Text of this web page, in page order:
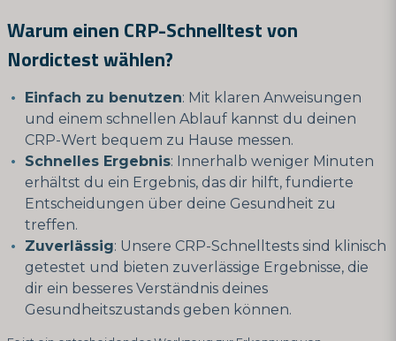
Warum einen CRP-Schnelltest von
Nordictest wählen?
Einfach zu benutzen: Mit klaren Anweisungen
und einem schnellen Ablauf kannst du deinen
CRP-Wert bequem zu Hause messen.
Schnelles Ergebnis: Innerhalb weniger Minuten
erhältst du ein Ergebnis, das dir hilft, fundierte
Entscheidungen über deine Gesundheit zu
treffen.
Zuverlässig: Unsere CRP-Schnelltests sind klinisch
getestet und bieten zuverlässige Ergebnisse, die
dir ein besseres Verständnis deines
Gesundheitszustands geben können.